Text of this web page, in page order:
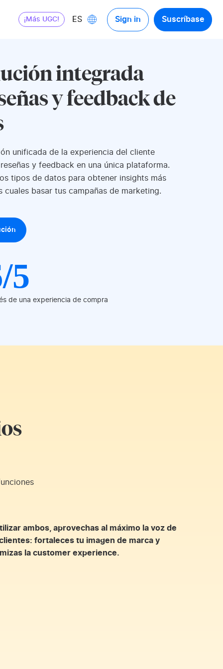
¡Más UGC! ES Sign in Suscríbase
integrada
y feedback de
unificada de la experiencia del cliente
y feedback en una única plataforma.
tipos de datos para obtener insights más
cuales basar tus campañas de marketing.
5
de una experiencia de compra
ambos, aprovechas al máximo la voz de
fortaleces tu imagen de marca y
la customer experience.